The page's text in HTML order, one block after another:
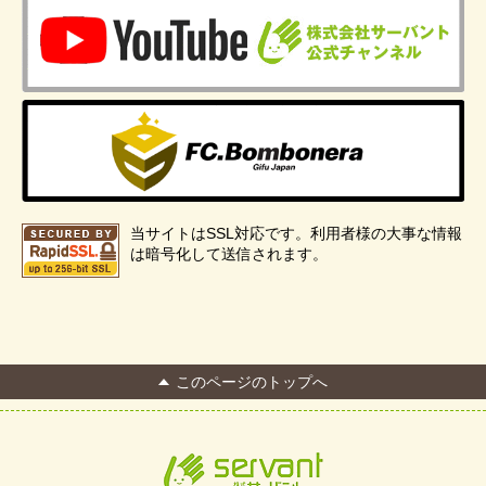
当サイトはSSL対応です。利用者様の大事な情報
は暗号化して送信されます。
このページのトップへ